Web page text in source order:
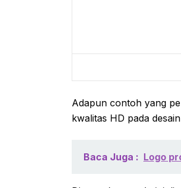
Adapun contoh yang
kwalitas HD pada
Baca Juga : Logo